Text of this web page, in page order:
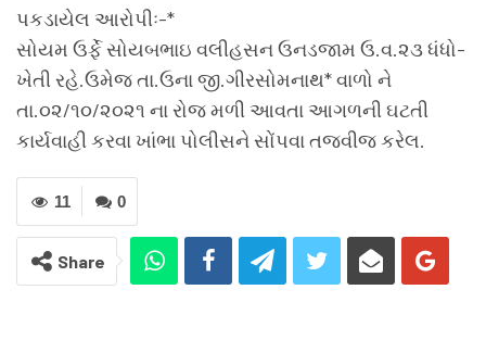
પકડાયેલ આરોપીઃ-*
સોયમ ઉર્ફે સોયબભાઇ વલીહસન ઉનડજામ ઉ.વ.૨૩ ધંધો-
ખેતી રહે.ઉમેજ તા.ઉના જી.ગીરસોમનાથ* વાળો ને
તા.૦૨/૧૦/૨૦૨૧ ના રોજ મળી આવતા આગળની ઘટતી
કાર્યવાહી કરવા ખાંભા પોલીસને સોંપવા તજવીજ કરેલ.
0
11
Share